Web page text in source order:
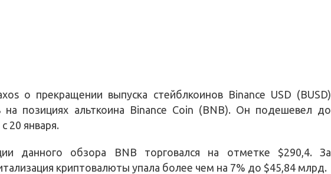
о прекращении выпуска стейблкоинов Binance USD (BUSD)
на позициях альткоина Binance Coin (BNB). Он подешевел до
20 января.
данного обзора BNB торговался на отметке $290,4. За
криптовалюты упала более чем на 7% до $45,84 млрд.